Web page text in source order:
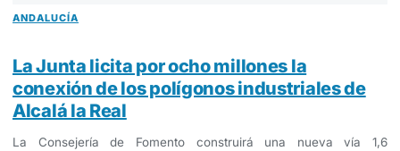
ANDALUCÍA
La Junta licita por ocho millones la
conexión de los polígonos industriales de
Alcalá la Real
La Consejería de Fomento construirá una nueva vía 1,6